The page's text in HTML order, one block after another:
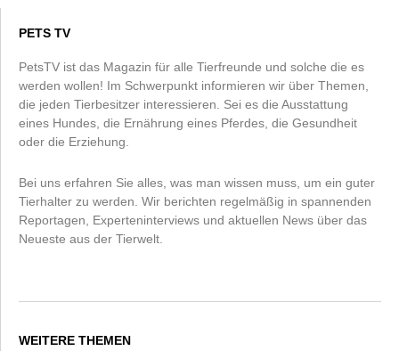
PETS TV
PetsTV ist das Magazin für alle Tierfreunde und solche die es
werden wollen! Im Schwerpunkt informieren wir über Themen,
die jeden Tierbesitzer interessieren. Sei es die Ausstattung
eines Hundes, die Ernährung eines Pferdes, die Gesundheit
oder die Erziehung.
Bei uns erfahren Sie alles, was man wissen muss, um ein guter
Tierhalter zu werden. Wir berichten regelmäßig in spannenden
Reportagen, Experteninterviews und aktuellen News über das
Neueste aus der Tierwelt.
WEITERE THEMEN